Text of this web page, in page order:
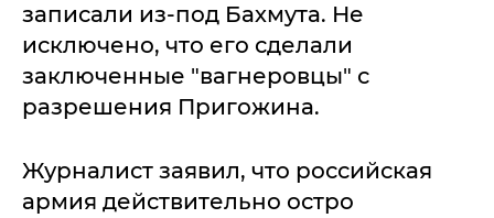
записали из-под Бахмута. Не
исключено, что его сделали
заключенные "вагнеровцы" с
разрешения Пригожина.
Журналист заявил, что российская
армия действительно остро